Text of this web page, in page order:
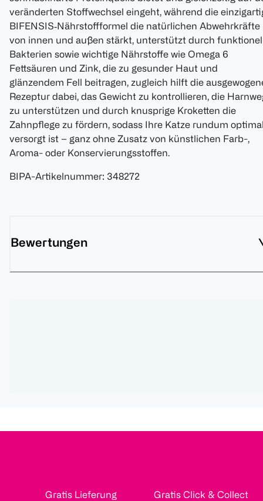
veränderten Stoffwechsel eingeht, während die
BIFENSIS‑Nährstoffformel die natürlichen Abwehrkräfte
von innen und außen stärkt, unterstützt durch
Bakterien sowie wichtige Nährstoffe wie Omega 6
Fettsäuren und Zink, die zu gesunder Haut und
glänzendem Fell beitragen, zugleich hilft die
Rezeptur dabei, das Gewicht zu kontrollieren, die
zu unterstützen und durch knusprige Kroketten die
Zahnpflege zu fördern, sodass Ihre Katze rundum
versorgt ist – ganz ohne Zusatz von künstlichen Farb-,
Aroma- oder Konservierungsstoffen.
BIPA-Artikelnummer: 348272
Bewertungen
Gratis Lieferung
Gratis Click & Collect